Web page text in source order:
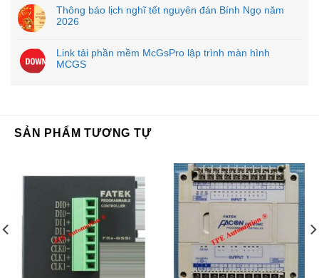
Thông báo lịch nghĩ tết nguyên đán Bính Ngọ năm
2026
Link tải phần mềm McGsPro lập trình màn hình
MCGS
SẢN PHẨM TƯƠNG TỰ